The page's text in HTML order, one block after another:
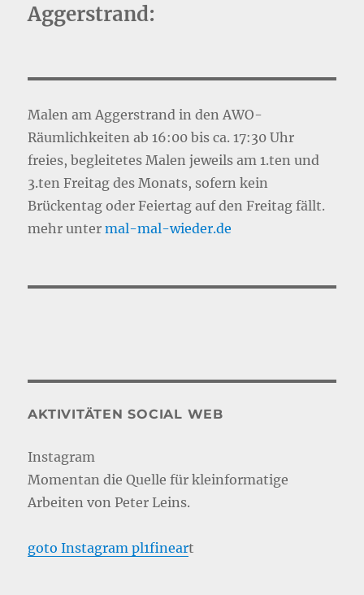
Aggerstrand:
Malen am Aggerstrand in den AWO-
Räumlichkeiten ab 16:00 bis ca. 17:30 Uhr
freies, begleitetes Malen jeweils am 1.ten und
3.ten Freitag des Monats, sofern kein
Brückentag oder Feiertag auf den Freitag fällt.
mehr untermal-mal-wieder.de
AKTIVITÄTEN SOCIAL WEB
Instagram
Momentan die Quelle für kleinformatige
Arbeiten von Peter Leins.
goto Instagram pl1fineart